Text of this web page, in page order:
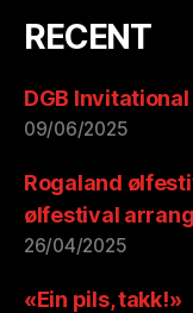
RECENT
DGB
09/06/2025
Rogaland
ølfestival
26/04/2025
«Ein pils, takk!»